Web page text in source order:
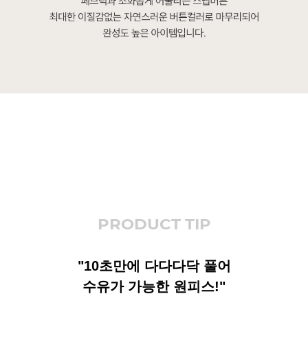
PRODUCT TIP
"10초만에 다다다닥 풀어
수유가 가능한 원피스!"